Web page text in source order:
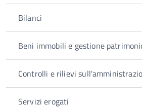
Bilanci
Beni immobili e gestione
Controlli e rilievi
Servizi erogati